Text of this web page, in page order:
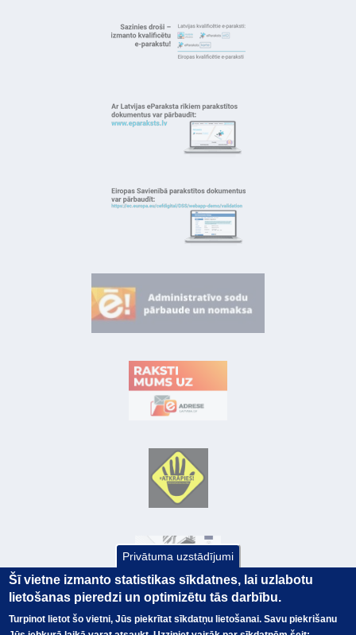
Privātuma uzstādījumi
Šī vietne izmanto statistikas sīkdatnes, lai uzlabotu
lietošanas pieredzi un optimizētu tās darbību.
Turpinot lietot šo vietni, Jūs piekrītat sīkdatņu lietošanai. Savu piekrišanu